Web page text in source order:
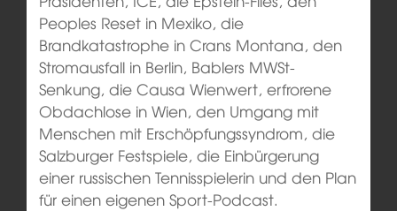
Peoples Reset in Mexiko, die
Brandkatastrophe in Crans Montana, den
Stromausfall in Berlin, Bablers MWSt-
Senkung, die Causa Wienwert, erfrorene
Obdachlose in Wien, den Umgang mit
Menschen mit Erschöpfungssyndrom, die
Salzburger Festspiele, die Einbürgerung
einer russischen Tennisspielerin und den Plan
für einen eigenen Sport-Podcast.